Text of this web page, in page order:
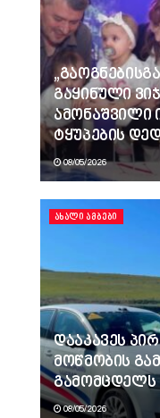
გაყინული
ამონაშვილი
ტყუპების
08/05/2026
ᲐᲮᲐᲚᲘ ᲐᲛᲑᲔᲑᲘ
დააკავეს
მოწმობის
გამომცდელს
08/05/2026